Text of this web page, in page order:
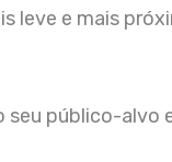
leve e mais
seu público-